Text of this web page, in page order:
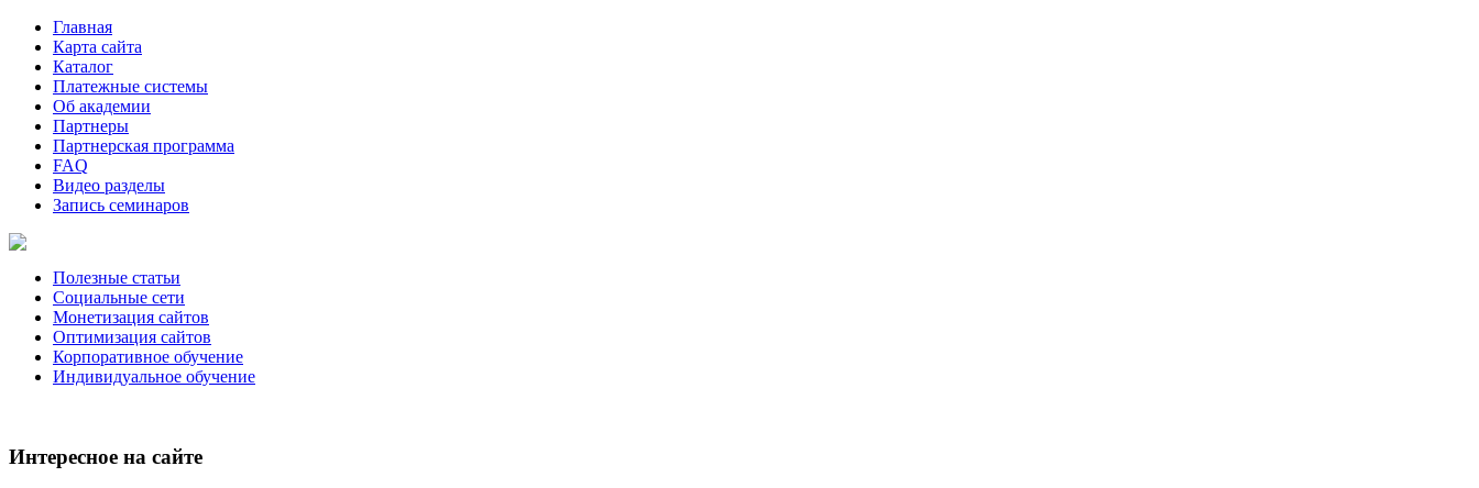
Главная
Карта сайта
Каталог
Платежные системы
Об академии
Партнеры
Партнерская программа
FAQ
Видео разделы
Запись семинаров
Полезные статьи
Социальные сети
Монетизация сайтов
Оптимизация сайтов
Корпоративное обучение
Индивидуальное обучение
Интересное на сайте